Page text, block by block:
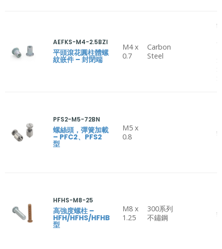
AEFKS-M4-2.5BZI
平頭滾花圓柱體螺
紋嵌件 – 封閉端
M4 x
0.7
Carbon
Steel
PFS2-M5-72BN
螺絲頭，彈簧加載
– PFC2、PFS2
型
M5 x
0.8
HFHS-M8-25
高強度螺柱 –
HFH/HFHS/HFHB
型
M8 x
1.25
300系列
不鏽鋼